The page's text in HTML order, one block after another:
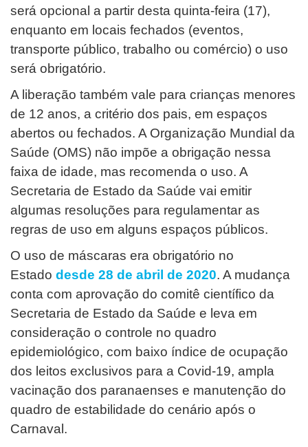
será opcional a partir desta quinta-feira (17),
enquanto em locais fechados (eventos,
transporte público, trabalho ou comércio) o uso
será obrigatório.
A liberação também vale para crianças menores
de 12 anos, a critério dos pais, em espaços
abertos ou fechados. A Organização Mundial da
Saúde (OMS) não impõe a obrigação nessa
faixa de idade, mas recomenda o uso. A
Secretaria de Estado da Saúde vai emitir
algumas resoluções para regulamentar as
regras de uso em alguns espaços públicos.
O uso de máscaras era obrigatório no
Estado desde 28 de abril de 2020. A mudança
conta com aprovação do comitê científico da
Secretaria de Estado da Saúde e leva em
consideração o controle no quadro
epidemiológico, com baixo índice de ocupação
dos leitos exclusivos para a Covid-19, ampla
vacinação dos paranaenses e manutenção do
quadro de estabilidade do cenário após o
Carnaval.